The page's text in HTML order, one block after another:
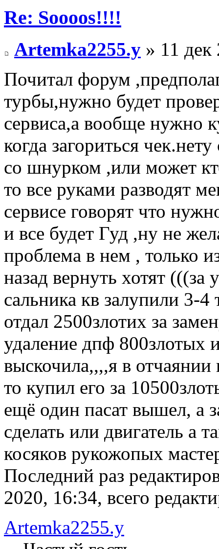
Re: Soooos!!!!
Artemka2255.y » 11 дек
Почитал форум
турбы,нужно будет
сервиса,а вообще нужно
когда загориться
со шнурком ,или может
то все руками разводят
сервисе говорят что
и все будет Гуд ,ну не
проблема в нем , только
назад вернуть хотят (((за
сальника кв залупили 3-
отдал 2500злотиx за
удаление дпф 800злотыx
выскочила,,,,я в отчаянии
то купил его за
ещё один пасат вышел, а
сделать или двигатель а
косяков рукожопыx
Последний раз
2020, 16:34, всего
Artemka2255.y